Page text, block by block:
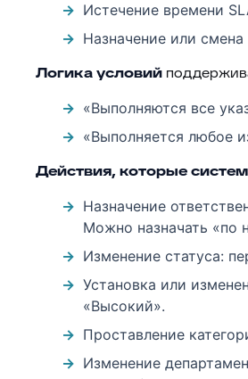
Истечение времени
Назначение или смена
Логика условий
«Выполняются все
«Выполняется любое
Действия, которые
Назначение
Можно назначать «по
Изменение статуса:
Установка или
«Высокий».
Проставление
Изменение